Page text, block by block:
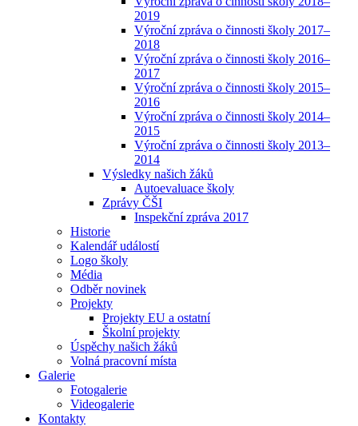
2019
Výroční zpráva o činnosti školy 2017–
2018
Výroční zpráva o činnosti školy 2016–
2017
Výroční zpráva o činnosti školy 2015–
2016
Výroční zpráva o činnosti školy 2014–
2015
Výroční zpráva o činnosti školy 2013–
2014
Výsledky našich žáků
Autoevaluace školy
Zprávy ČŠI
Inspekční zpráva 2017
Historie
Kalendář událostí
Logo školy
Média
Odběr novinek
Projekty
Projekty EU a ostatní
Školní projekty
Úspěchy našich žáků
Volná pracovní místa
Galerie
Fotogalerie
Videogalerie
Kontakty